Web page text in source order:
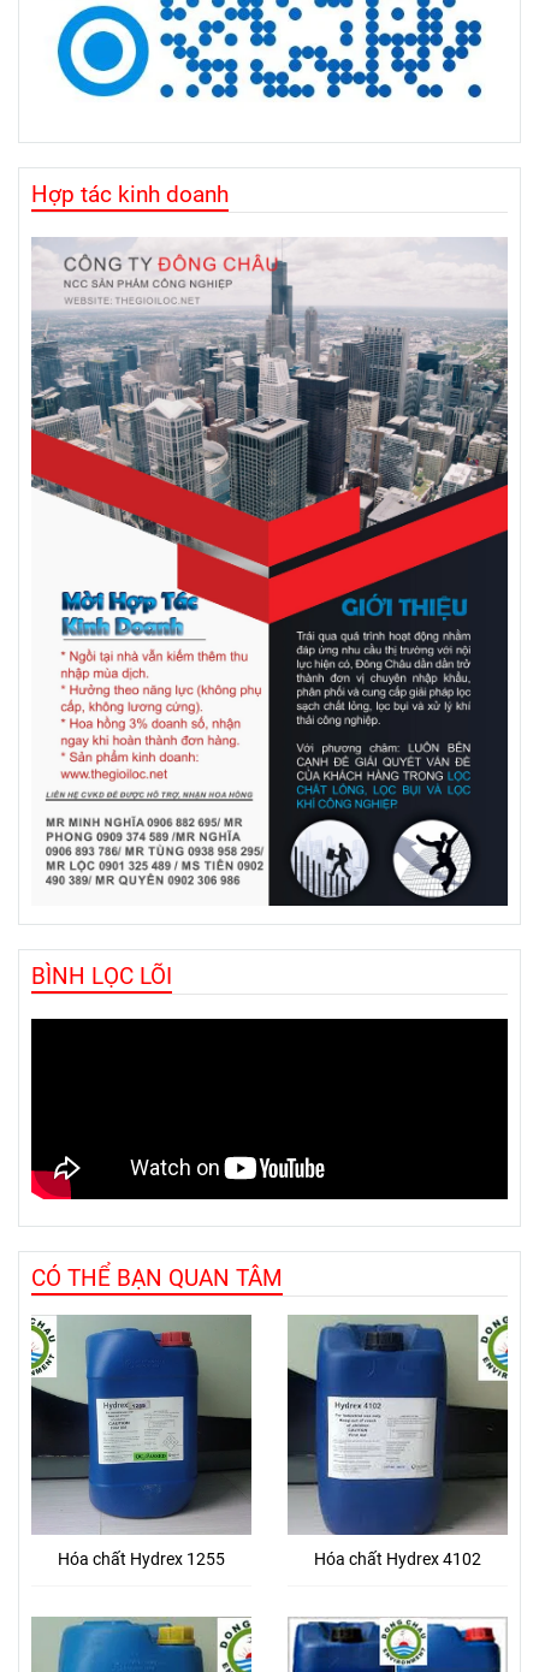
Hợp tác kinh doanh
BÌNH LỌC LÕI
CÓ THỂ BẠN QUAN TÂM
Hóa chất Hydrex 1255 Hóa chất Hydrex 4102